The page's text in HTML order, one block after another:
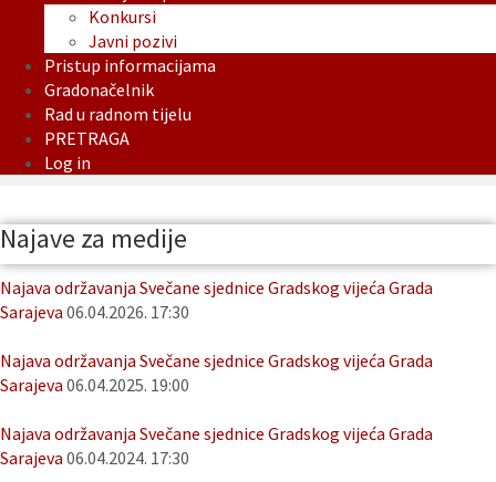
Konkursi
Javni pozivi
Pristup informacijama
Gradonačelnik
Rad u radnom tijelu
PRETRAGA
Log in
Najave za medije
Najava održavanja Svečane sjednice Gradskog vijeća Grada
Sarajeva 06.04.2026. 17:30
Najava održavanja Svečane sjednice Gradskog vijeća Grada
Sarajeva 06.04.2025. 19:00
Najava održavanja Svečane sjednice Gradskog vijeća Grada
Sarajeva 06.04.2024. 17:30